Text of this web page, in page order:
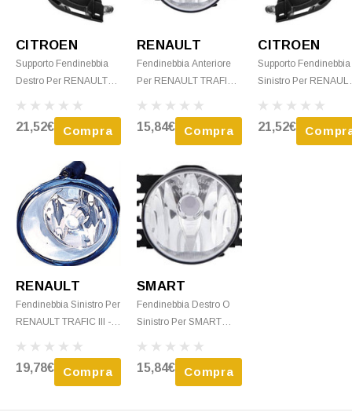
CITROEN
Supporto Fendinebbia
Destro Per RENAULT
21,52€ Compra
RENAULT
Fendinebbia Anteriore
Per RENAULT TRAFIC
Destro O Sinistro H16,
Paraurti Anteriore
15,84€ Compra
CITROEN
Supporto Fendinebbia
Sinistro Per
21,52€
RENAULT
Fendinebbia Sinistro Per
RENAULT TRAFIC III -
19,78€ Compra
SMART
Fendinebbia Destro O
Sinistro Per SMART
H16, Nuovo
15,84€ Compra